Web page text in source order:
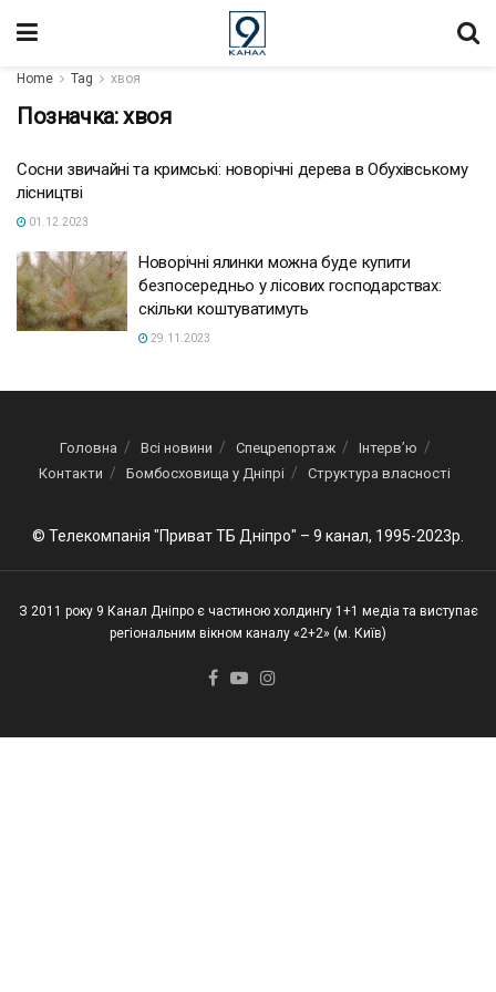
Home Tag хвоя
Позначка:хвоя
Сосни звичайні та кримські: новорічні дерева в Обухівському
лісництві
01.12.2023
Новорічні ялинки можна буде купити
безпосередньо у лісових господарствах:
скільки коштуватимуть
29.11.2023
Головна Всі новини Спецрепортаж
Інтерв’ю
Контакти
Бомбосховища у Дніпрі Структура власності
© Телекомпанія "Приват ТБ Дніпро" – 9 канал, 1995-2023р.
З 2011 року 9 Канал Дніпро є частиною холдингу 1+1 медіа та виступає
регіональним вікном каналу «2+2» (м. Київ)